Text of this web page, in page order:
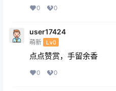
0 0
user17424
萌新 Lv0
点点赞赏，手留余香
0 0